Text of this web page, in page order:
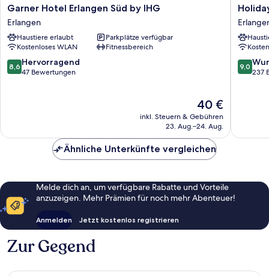
Garner
Hotel
Erlangen
Süd
by
IHG
Erlangen
Garner Hotel Erlangen Süd by IHG
Erlangen
Haustiere erlaubt
Parkplätze verfügbar
Kostenloses WLAN
Fitnessbereich
8.6
von
8,6 Hervorragend
47 Bewertungen
Der
Preis
beträgt
40 €
inkl. Steuern & Gebühren
23. Aug.–24. Aug.
Holiday
Inn
-
the
niu,
Cure
9.0
von
9,0
237
Ähnliche Unterkünfte vergleichen
Melde dich an, um verfügbare Rabatte und Vorteile
anzuzeigen. Mehr Prämien für noch mehr Abenteuer!
Anmelden Jetzt kostenlos registrieren
Zur Gegend